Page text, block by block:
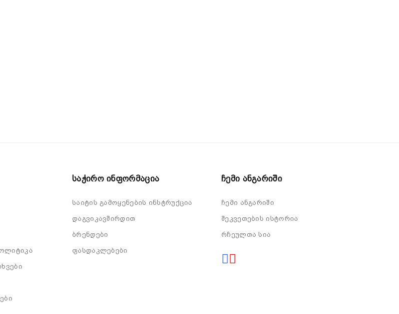
Საჭირო Ინფორმაცია
საიტის გამოყენების ინსტრუქცია
დაგვიკავშირდით
ბრენდები
ფასდაკლებები
Ჩემი Ანგარიში
ჩემი ანგარიში
შეკვეთების ისტორია
რჩეულთა სია